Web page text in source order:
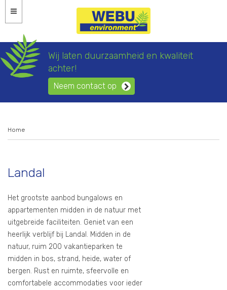
Wij laten duurzaamheid en kwaliteit
achter!
Neem contact op
Home
Landal
Het grootste aanbod bungalows en
appartementen midden in de natuur met
uitgebreide faciliteiten. Geniet van een
heerlijk verblijf bij Landal. Midden in de
natuur, ruim 200 vakantieparken te
midden in bos, strand, heide, water of
bergen. Rust en ruimte, sfeervolle en
comfortabele accommodaties voor ieder